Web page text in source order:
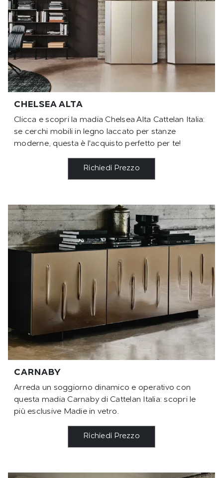
CHELSEA ALTA
Clicca e scopri la madia Chelsea Alta Cattelan Italia:
se cerchi mobili in legno laccato per stanze
moderne, questa è l'acquisto perfetto per te!
Richiedi Prezzo
CARNABY
Arreda un soggiorno dinamico e operativo con
questa madia Carnaby di Cattelan Italia: scopri le
più esclusive Madie in vetro.
Richiedi Prezzo